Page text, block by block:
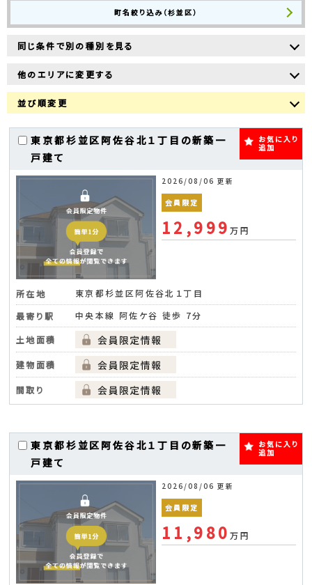
町名絞り込み（杉並区）
同じ条件で別の種別を見る
他のエリアに変更する
並び順変更
東京都杉並区阿佐谷北１丁目の新築一
戸建て
お気に入り
追加
2026/08/06 更新
会員限定
12,999万円
所在地
東京都杉並区阿佐谷北１丁目
最寄り駅
中央本線 阿佐ケ谷 徒歩 7分
土地面積
建物面積
間取り
東京都杉並区阿佐谷北１丁目の新築一
戸建て
お気に入り
追加
2026/08/06 更新
会員限定
11,980万円